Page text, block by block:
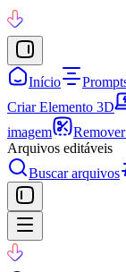
Início
Criar Elemento 3D
imagem
Arquivos editáveis
Buscar arquivos